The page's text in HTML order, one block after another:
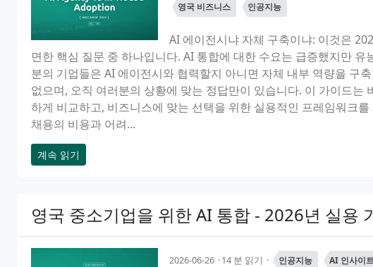
영국 비즈니스 인공지능
AI 에이전시냐 자체 구축이냐: 이것은
면한 핵심 질문 중 하나입니다. AI 통합에 대한 수요는 급증했지만
분의 기업들은 AI 에이전시와 협력할지 아니면 자체 내부 역량을 구
없으며, 오직 여러분의 상황에 맞는 정답만이 있습니다. 이 가이드는
하게 비교하고, 비즈니스에 맞는 선택을 위한 실용적인 프레임워크
채용의 비용과 어려...
계속 읽기
영국 중소기업을 위한 AI 통합 - 2026년 실용
2026-06-26 14 분 읽기 인공지능 AI 인사이